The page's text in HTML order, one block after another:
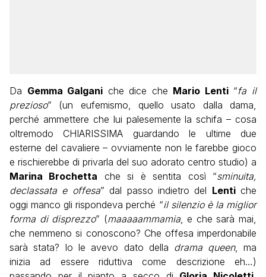
Da Gemma Galgani che dice che Mario Lenti“fa il
prezioso” (un eufemismo, quello usato dalla dama,
perché ammettere che lui palesemente la schifa – cosa
oltremodo CHIARISSIMA guardando le ultime due
esterne del cavaliere – ovviamente non le farebbe gioco
e rischierebbe di privarla del suo adorato centro studio) a
Marina Brochetta che si è sentita così “sminuita,
declassata e offesa” dal passo indietro del Lentiche
oggi manco gli rispondeva perché “il silenzio è la miglior
forma di disprezzo” (maaaaammamia, e che sarà mai,
che nemmeno si conoscono? Che offesa imperdonabile
sarà stata? Io le avevo dato della drama queen, ma
inizia ad essere riduttiva come descrizione eh…)